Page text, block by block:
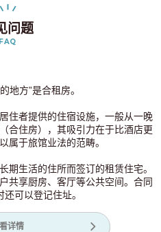
问题
FAQ
地方”是合租房。
住者提供的住宿设施，一般从一晚
合住房），其吸引力在于比酒店更
属于旅馆业法的范畴。
期生活的住所而签订的租赁住宅。
共享厨房、客厅等公共空间。合同
可以登记住址。
详情